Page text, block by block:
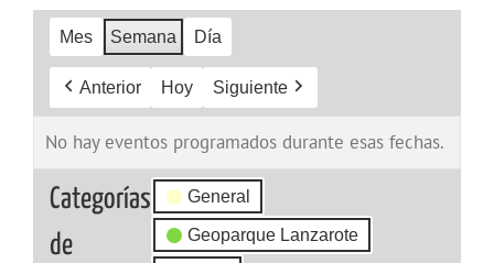
Mes Semana Día
Anterior Hoy Siguiente
No hay eventos programados durante esas fechas.
Categorías
de
General
Geoparque Lanzarote